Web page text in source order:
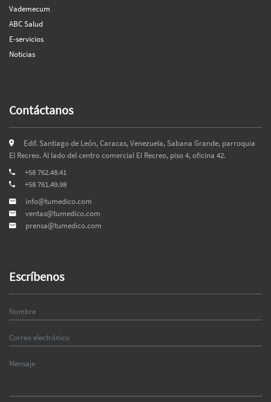
Vademecum
ABC Salud
E-servicios
Noticias
Contáctanos
Edif. Santiago de León, Caracas, Venezuela, Sabana Grande, parroquia
El Recreo. Al lado del centro comercial El Recreo, piso 4, oficina 42.
+58 762.48.41
+58 761.49.98
info@tumedico.com
ventas@tumedico.com
prensa@tumedico.com
Escríbenos